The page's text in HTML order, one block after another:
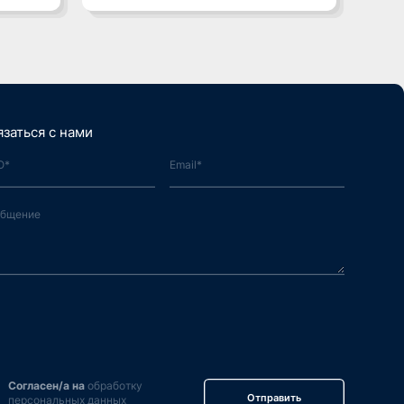
с нами
Согласен/а наобработку
персональных данных
Отправить